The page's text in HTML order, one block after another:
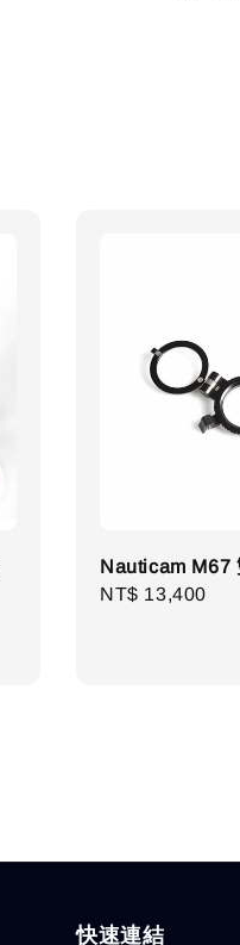
Nauticam M67
Regular
NT$ 13,400
快速連結